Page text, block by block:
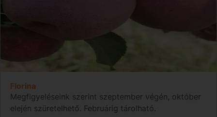
Florina
Megfigyeléseink szerint szeptember végén, október
elején szüretelhető. Februárig tárolható.